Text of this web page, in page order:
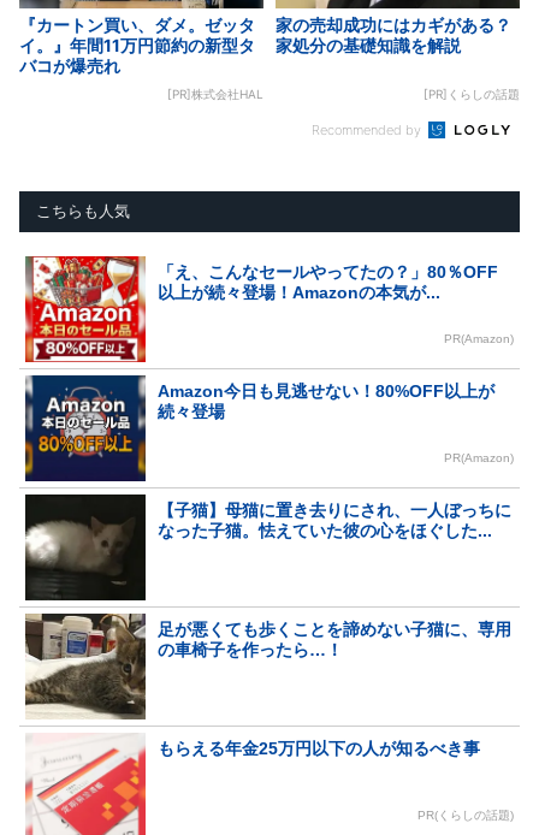
『カートン買い、ダメ。ゼッタ
イ。』年間11万円節約の新型タ
バコが爆売れ
[PR]株式会社HAL
家の売却成功にはカギがある？
家処分の基礎知識を解説
[PR]くらしの話題
Recommended by
こちらも人気
「え、こんなセールやってたの？」80％OFF
以上が続々登場！Amazonの本気が...
PR(Amazon)
Amazon今日も見逃せない！80%OFF以上が
続々登場
PR(Amazon)
【子猫】母猫に置き去りにされ、一人ぼっちに
なった子猫。怯えていた彼の心をほぐした...
足が悪くても歩くことを諦めない子猫に、専用
の車椅子を作ったら…！
もらえる年金25万円以下の人が知るべき事
PR(くらしの話題)